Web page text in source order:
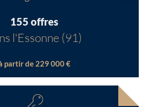
155 offres
l'Essonne (91)
partir de 229 000 €